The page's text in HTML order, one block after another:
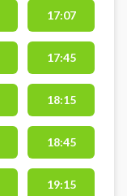
17:07
17:45
18:15
18:45
19:15